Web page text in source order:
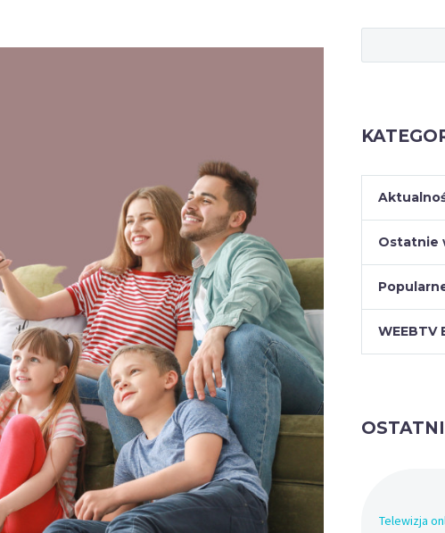
Ostatnie
WEEBTV
Telewizja